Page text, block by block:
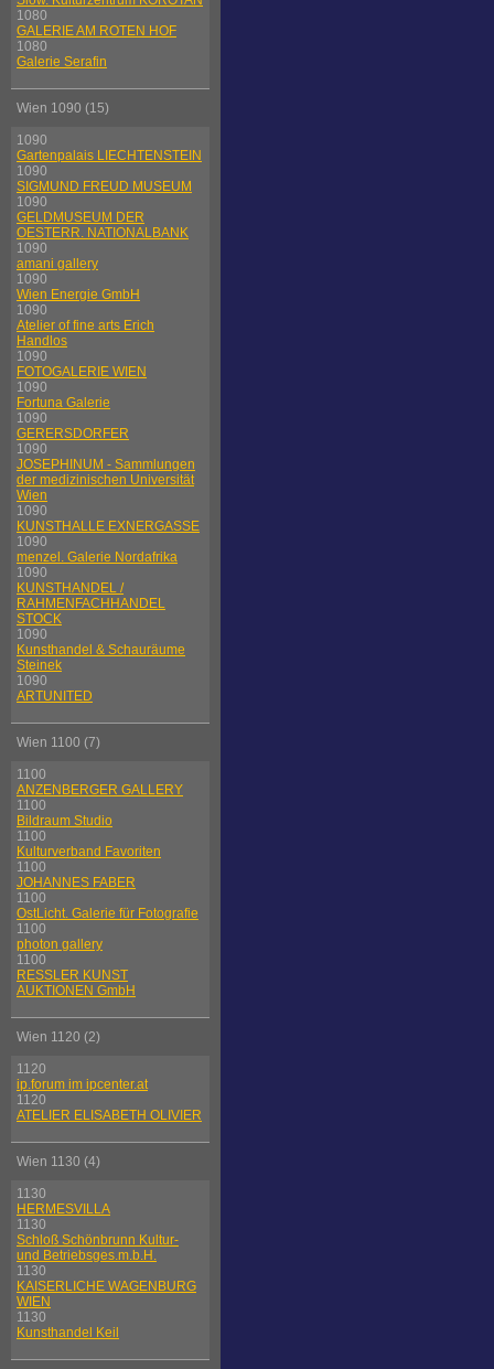
1080
GALERIE AM ROTEN HOF
1080
Galerie Serafin
Wien 1090 (15)
1090
Gartenpalais LIECHTENSTEIN
1090
SIGMUND FREUD MUSEUM
1090
GELDMUSEUM DER
OESTERR. NATIONALBANK
1090
amani gallery
1090
Wien Energie GmbH
1090
Atelier of fine arts Erich
Handlos
1090
FOTOGALERIE WIEN
1090
Fortuna Galerie
1090
GERERSDORFER
1090
JOSEPHINUM - Sammlungen
der medizinischen Universität
Wien
1090
KUNSTHALLE EXNERGASSE
1090
menzel. Galerie Nordafrika
1090
KUNSTHANDEL /
RAHMENFACHHANDEL
STOCK
1090
Kunsthandel & Schauräume
Steinek
1090
ARTUNITED
Wien 1100 (7)
1100
ANZENBERGER GALLERY
1100
Bildraum Studio
1100
Kulturverband Favoriten
1100
JOHANNES FABER
1100
OstLicht. Galerie für Fotografie
1100
photon gallery
1100
RESSLER KUNST
AUKTIONEN GmbH
Wien 1120 (2)
1120
ip.forum im ipcenter.at
1120
ATELIER ELISABETH OLIVIER
Wien 1130 (4)
1130
HERMESVILLA
1130
Schloß Schönbrunn Kultur-
und Betriebsges.m.b.H.
1130
KAISERLICHE WAGENBURG
WIEN
1130
Kunsthandel Keil